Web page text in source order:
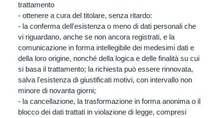
trattamento
- ottenere a cura del titolare, senza ritardo:
- la conferma dell'esistenza o meno di dati personali che
vi riguardano, anche se non ancora registrati, e la
comunicazione in forma intellegibile dei medesimi dati e
della loro origine, nonché della logica e delle finalità su cui
si basa il trattamento; la richiesta può essere rinnovata,
salva l'esistenza di giustificati motivi, con intervallo non
minore di novanta giorni;
- la cancellazione, la trasformazione in forma anonima o il
blocco dei dati trattati in violazione di legge, compresi